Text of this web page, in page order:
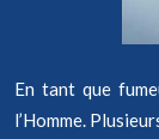
En tant que
l’Homme.